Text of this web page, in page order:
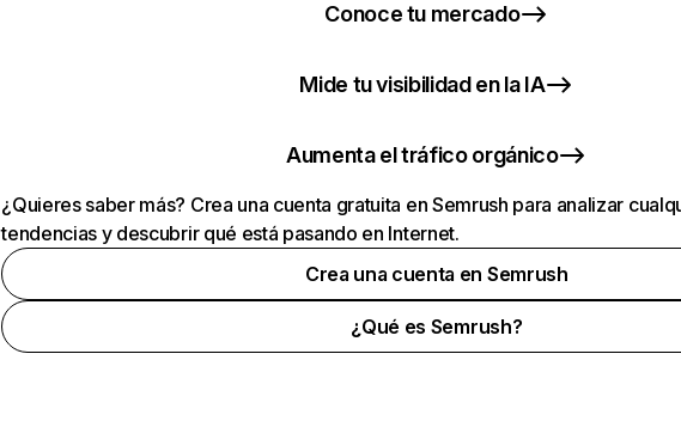
Conoce tu mercado
Mide tu visibilidad en la IA
Aumenta el tráfico orgánico
¿Quieres saber más? Crea una cuenta gratuita en Semrush para analizar
tendencias y descubrir qué está pasando en Internet.
Crea una cuenta en Semrush
¿Qué es Semrush?